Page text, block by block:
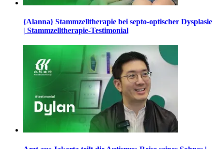
{Alanna} Stammzelltherapie bei septo-optischer Dysplasie
| Stammzelltherapie-Testimonial